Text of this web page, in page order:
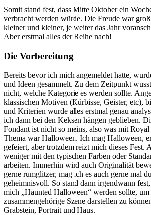
Somit stand fest, dass Mitte Oktober ein
verbracht werden würde. Die Freude war
kleiner und kleiner, je weiter das Jahr
Aber erstmal alles der Reihe nach!
Die Vorbereitung
Bereits bevor ich mich angemeldet hatte,
und Ideen gesammelt. Zu dem Zeitpunkt
nicht, welche Kategorie es werden sollte.
klassischen Motiven (Kürbisse, Geister, etc),
und Kriterien wurde alles erstmal genau
ich dann bei den Keksen hängen geblieben.
Fondant ist nicht so meins, also was mit
Thema war Halloween. Ich mag Halloween,
gefeiert, aber trotzdem reizt mich dieses Fest.
weniger mit den typischen Farben oder
arbeiten. Immerhin wird auch Originalität
gerne rumglitzer, mag ich es auch gerne mal
geheimnisvoll. So stand dann irgendwann
mich „Haunted Halloween“ werden sollte, um
zusammengehörige Szene darstellen zu
Grabstein, Portrait und Haus.